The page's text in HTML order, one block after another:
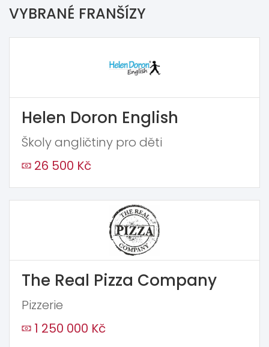
VYBRANÉ FRANŠÍZY
Helen Doron English
Školy angličtiny pro děti
26 500 Kč
The Real Pizza Company
Pizzerie
1 250 000 Kč